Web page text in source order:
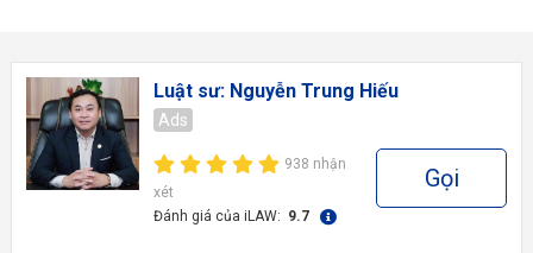
Luật sư: Nguyễn Trung Hiếu
Ads
938 nhận
xét
Đánh giá của iLAW: 9.7
Gọi